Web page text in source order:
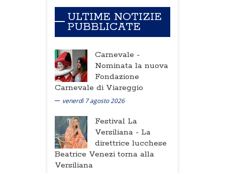
ULTIME NOTIZIE
PUBBLICATE
Carnevale -
Nominata la nuova
Fondazione
Carnevale di Viareggio
venerdì 7 agosto 2026
Festival La
Versiliana - La
direttrice lucchese
Beatrice Venezi torna alla
Versiliana